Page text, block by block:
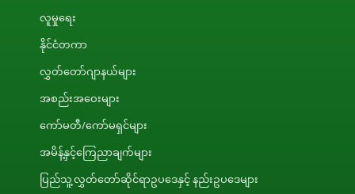
လူမှုရေး
နိုင်ငံတကာ
လွှတ်တော်ဂျာနယ်များ
အစည်းအဝေးများ
ကော်မတီ/ကော်မရှင်များ
အမိန့်နှင့်ကြေညာချက်များ
ပြည်သူ့လွှတ်တော်ဆိုင်ရာဥပဒေနှင့် နည်းဥပဒေများ